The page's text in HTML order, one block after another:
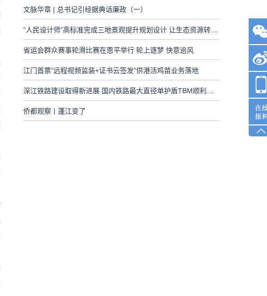
文脉华章 | 总书记引经据典话廉政（一）
省运会群众赛事轮滑比赛在恩平举行 轮上逐梦 快意追风
江门首票“远程视频监装+证书云签发”供港活鸡苗业务落地
侨都观察丨蓬江变了